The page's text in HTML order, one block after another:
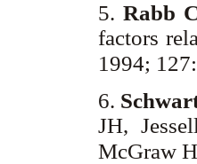
5. Rabb
factors
1994;
6.
JH,
McGraw